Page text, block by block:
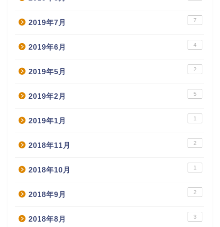
2019年7月 7
2019年6月 4
2019年5月 2
2019年2月 5
2019年1月 1
2018年11月 2
2018年10月 1
2018年9月 2
2018年8月 3